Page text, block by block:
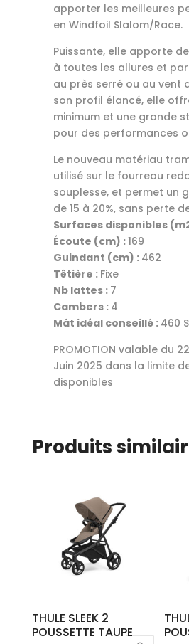
apporter les meilleures
en Windfoil Slalom/Race.
Puissante, elle apporte
à toutes les allures et
au près serré ou au vent
son profil élancé, elle
minimum et une grande
pour des performances
Le nouveau matériau
utilisé sur le fourreau
souplesse, et permet un
de 15 à 20%, sans perte
Surfaces disponibles
Écoute (cm) :169
Guindant (cm) : 462
Têtière : Fixe
Nb lattes : 7
Cambers : 4
Mât idéal conseillé : 460
PROMOTION valable du
Juin 2025 dans la limite
disponibles
Produits
THULE SLEEK 2
POUSSETTE TAUPE